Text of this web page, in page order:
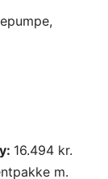
16.494 kr.
m.